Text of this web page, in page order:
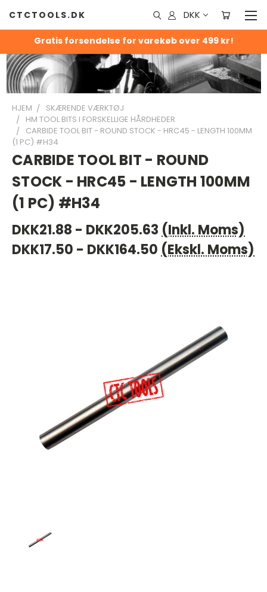
Gratis forsendelse for varekøb over 499 kr!
CTCTOOLS.DK DKK
HJEM
SKÆRENDE VÆRKTØJ
HM TOOL BITS I FORSKELLIGE HÅRDHEDER
CARBIDE TOOL BIT - ROUND STOCK - HRC45 - LENGTH 100MM
(1 PC) #H34
CARBIDE TOOL BIT - ROUND
STOCK - HRC45 - LENGTH 100MM
(1 PC) #H34
DKK21.88 - DKK205.63 (Inkl. Moms)
DKK17.50 - DKK164.50 (Ekskl. Moms)